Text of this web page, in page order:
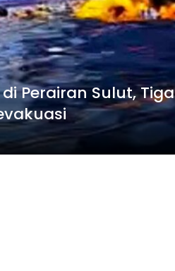
Perairan Sulut, Tiga